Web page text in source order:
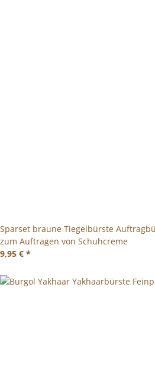
Sparset braune Tiegelbürste
zum Auftragen von Schuhcreme
9,95 € *